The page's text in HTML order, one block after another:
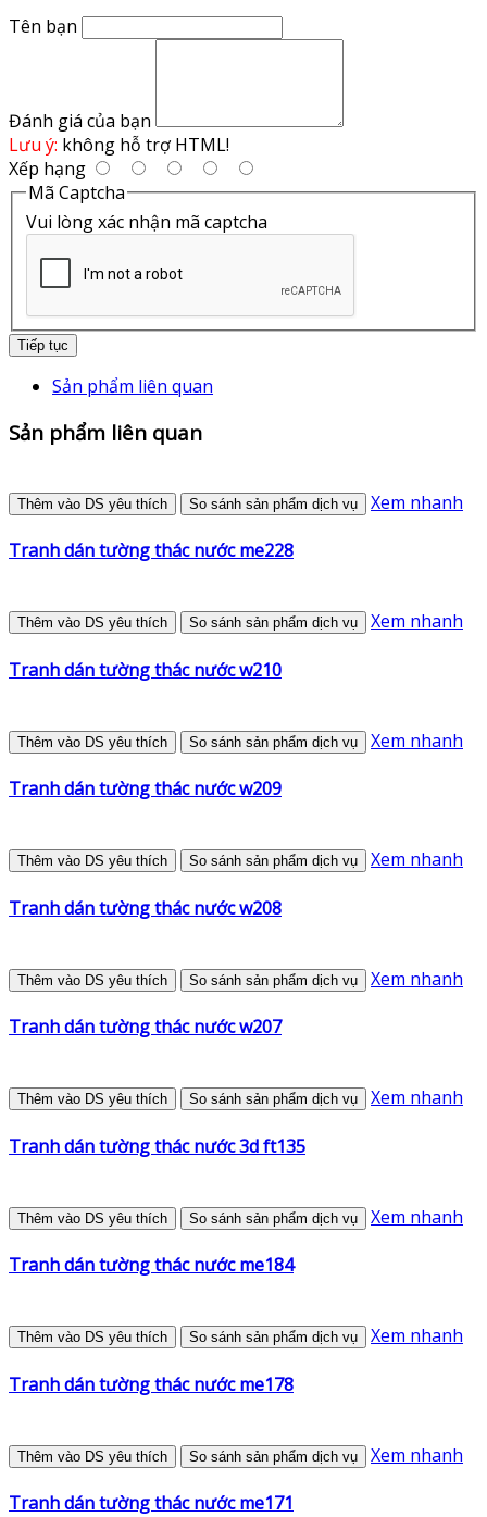
Tên bạn
Đánh giá của bạn
Lưu ý: không hỗ trợ HTML!
Xếp hạng
Mã Captcha
Vui lòng xác nhận mã captcha
Tiếp tục
Sản phẩm liên quan
Sản phẩm liên quan
Thêm vào DS yêu thích So sánh sản phẩm dịch vụ Xem nhanh
Tranh dán tường thác nước me228
Thêm vào DS yêu thích So sánh sản phẩm dịch vụ Xem nhanh
Tranh dán tường thác nước w210
Thêm vào DS yêu thích So sánh sản phẩm dịch vụ Xem nhanh
Tranh dán tường thác nước w209
Thêm vào DS yêu thích So sánh sản phẩm dịch vụ Xem nhanh
Tranh dán tường thác nước w208
Thêm vào DS yêu thích So sánh sản phẩm dịch vụ Xem nhanh
Tranh dán tường thác nước w207
Thêm vào DS yêu thích So sánh sản phẩm dịch vụ Xem nhanh
Tranh dán tường thác nước 3d ft135
Thêm vào DS yêu thích So sánh sản phẩm dịch vụ Xem nhanh
Tranh dán tường thác nước me184
Thêm vào DS yêu thích So sánh sản phẩm dịch vụ Xem nhanh
Tranh dán tường thác nước me178
Thêm vào DS yêu thích So sánh sản phẩm dịch vụ Xem nhanh
Tranh dán tường thác nước me171